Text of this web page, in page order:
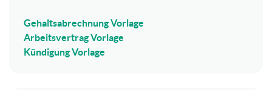
Gehaltsabrechnung Vorlage
Arbeitsvertrag Vorlage
Kündigung Vorlage